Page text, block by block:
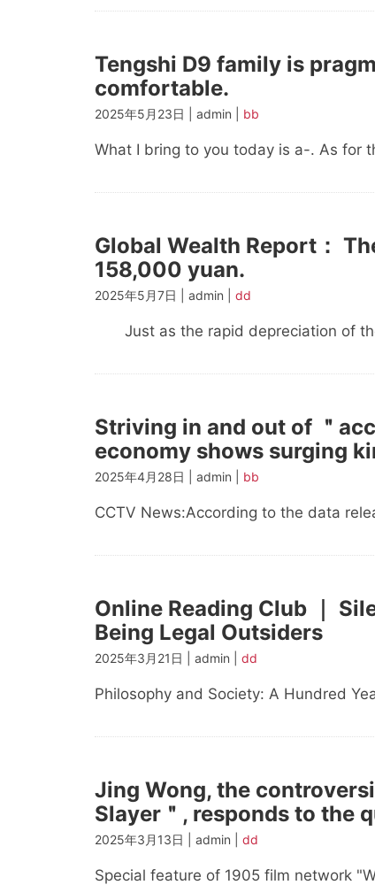
Tengshi D9 family is
comfortable.
2025年5月23日 | admin | bb
What I bring to you today is a-. As for
Global Wealth Report：
158,000 yuan.
2025年5月7日 | admin | dd
Just as the rapid depreciation of
Striving in and out of ＂
economy shows surging
2025年4月28日 | admin | bb
CCTV News:According to the data
Online Reading Club ｜
Being Legal Outsiders
2025年3月21日 | admin | dd
Philosophy and Society: A Hundred
Jing Wong, the
Slayer＂, responds to the
2025年3月13日 | admin | dd
Special feature of 1905 film network